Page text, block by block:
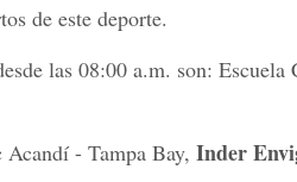
de este deporte.
las 08:00 a.m. son:
- Tampa Bay, Inder